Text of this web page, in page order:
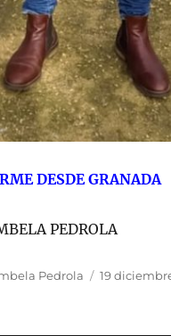
DESDE GRANADA
PEDROLA
Pedrola
Publicado
19